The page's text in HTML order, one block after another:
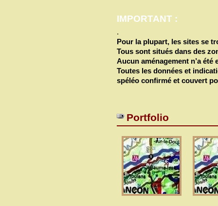
IMPORTANT :
.
Pour la plupart, les sites se
Tous sont situés dans des
Aucun aménagement n’a
Toutes les données et
spéléo confirmé et couvert
Portfolio